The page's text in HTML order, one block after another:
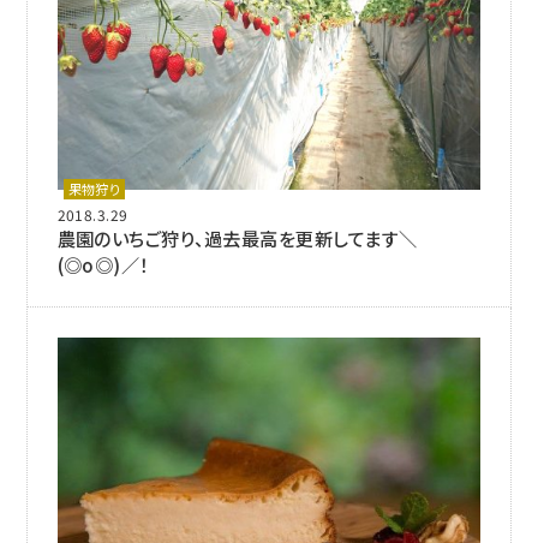
果物狩り
2018.3.29
農園のいちご狩り、過去最高を更新してます＼
(◎o◎)／！